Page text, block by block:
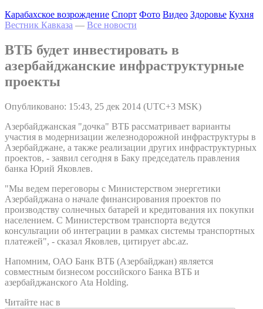
Карабахское возрождение Спорт Фото Видео Здоровье Кухня
Вестник Кавказа — Все новости
ВТБ будет инвестировать в
азербайджанские инфраструктурные
проекты
Опубликовано: 15:43, 25 дек 2014 (UTC+3 MSK)
Азербайджанская "дочка" ВТБ рассматривает варианты
участия в модернизации железнодорожной инфраструктуры в
Азербайджане, а также реализации других инфраструктурных
проектов, - заявил сегодня в Баку председатель правления
банка Юрий Яковлев.
"Мы ведем переговоры с Министерством энергетики
Азербайджана о начале финансирования проектов по
производству солнечных батарей и кредитования их покупки
населением. С Министерством транспорта ведутся
консультации об интеграции в рамках системы транспортных
платежей", - сказал Яковлев, цитирует abc.az.
Напомним, ОАО Банк ВТБ (Азербайджан) является
совместным бизнесом российского Банка ВТБ и
азербайджанского Ata Holding.
Читайте нас в